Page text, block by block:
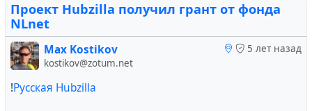
#russian lang_ru
#russian#lang_ru#development
Проект Hubzilla получил грант от фонда
NLnet
5 лет назад
Max Kostikov
kostikov@zotum.net
!Русская Hubzilla